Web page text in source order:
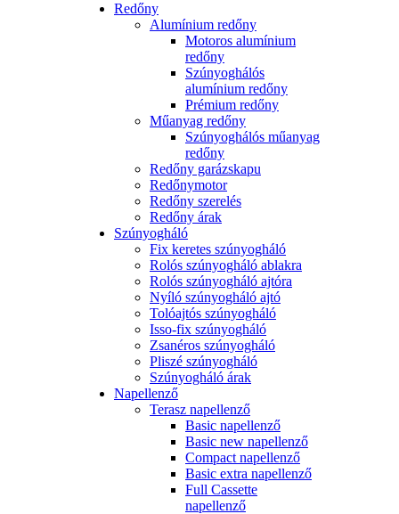
Redőny
Alumínium redőny
Motoros alumínium
redőny
Szúnyoghálós
alumínium redőny
Prémium redőny
Műanyag redőny
Szúnyoghálós műanyag
redőny
Redőny garázskapu
Redőnymotor
Redőny szerelés
Redőny árak
Szúnyogháló
Fix keretes szúnyogháló
Rolós szúnyogháló ablakra
Rolós szúnyogháló ajtóra
Nyíló szúnyogháló ajtó
Tolóajtós szúnyogháló
Isso-fix szúnyogháló
Zsanéros szúnyogháló
Pliszé szúnyogháló
Szúnyogháló árak
Napellenző
Terasz napellenző
Basic napellenző
Basic new napellenző
Compact napellenző
Basic extra napellenző
Full Cassette
napellenző